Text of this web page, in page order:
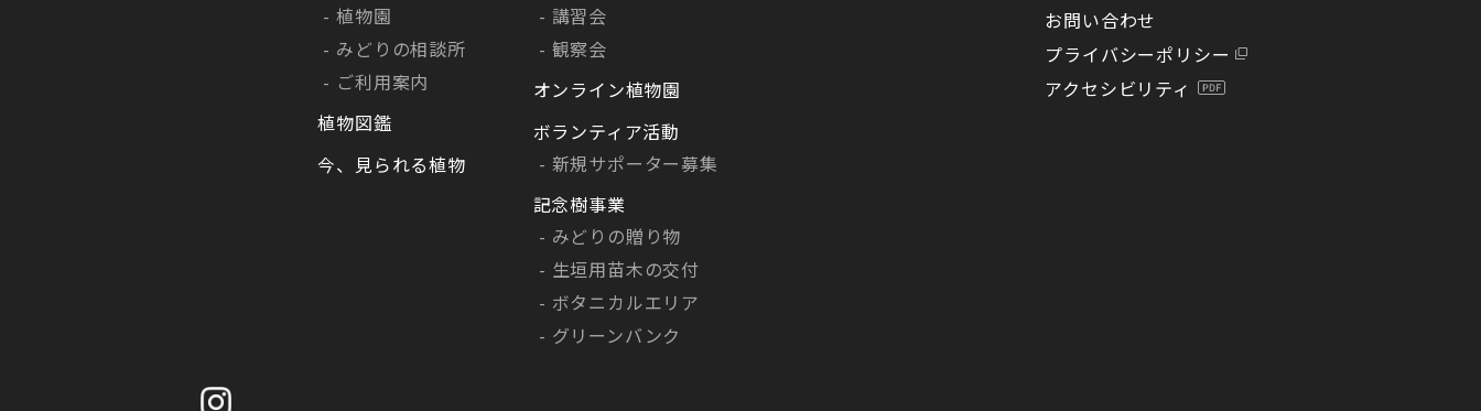
植物園
みどりの相談所
ご利用案内
植物図鑑
今、見られる植物
講習会
観察会
オンライン植物園
ボランティア活動
新規サポーター募集
記念樹事業
みどりの贈り物
生垣用苗木の交付
ボタニカルエリア
グリーンバンク
お問い合わせ
プライバシーポリシー
アクセシビリティ